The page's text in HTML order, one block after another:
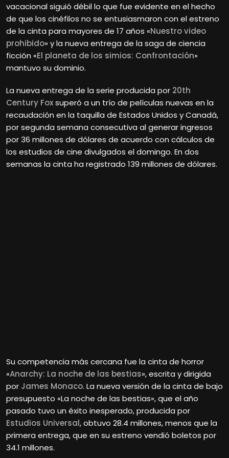
vacacional siguió débil lo que fue evidente en el hecho
de que los cinéfilos no se entusiasmaron con el estreno
de la cinta para mayores de 17 años «Nuestro video
prohibido» y la nueva entrega de la saga de ciencia
ficción «El planeta de los simios: Confrontación»
mantuvo su dominio.
La nueva entrega de la serie producida por 20th
Century Foxsuperó a un trío de películas nuevas en la
recaudación en la taquilla de Estados Unidos y Canadá,
por segunda semana consecutiva al generar ingresos
por 36 millones de dólares de acuerdo con cálculos de
los estudios de cine divulgados el domingo. En dos
semanas la cinta ha registrado 139 millones de dólares.
Su competencia más cercana fue la cinta de horror
«Anarchy: La noche de las bestias», escrita y dirigida
por James Monaco. La nueva versión de la cinta de bajo
presupuesto «La noche de las bestias», que el año
pasado tuvo un éxito inesperado, producida por
Estudios Universal, obtuvo 28.4 millones, menos que la
primera entrega, que en su estreno vendió boletos por
34.1 millones.